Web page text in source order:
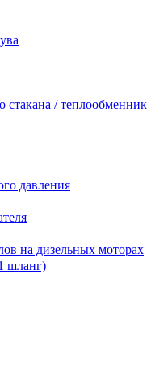
стакана /
давления
на дизельных моторах
шланг)